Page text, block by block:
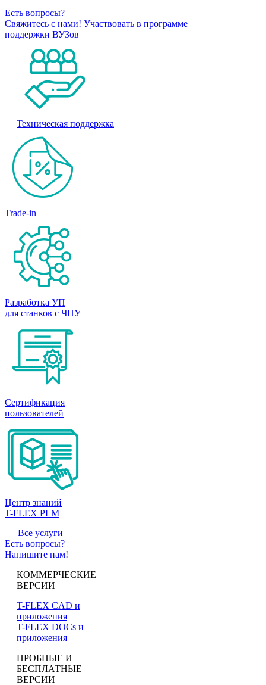
Есть вопросы?
Свяжитесь с нами! Участвовать в программе
поддержки ВУЗов
Техническая поддержка
Trade-in
Разработка УП
для станков с ЧПУ
Сертификация
пользователей
Центр знаний
T-FLEX PLM
Все услуги
Есть вопросы?
Напишите нам!
КОММЕРЧЕСКИЕ
ВЕРСИИ
T-FLEX CAD и
приложения
T-FLEX DOCs и
приложения
ПРОБНЫЕ И
БЕСПЛАТНЫЕ
ВЕРСИИ